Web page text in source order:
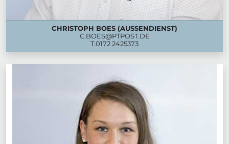
CHRISTOPH BOES (AUSSENDIENST)
C.BOES@PTPOST.DE
T.0172 2425373